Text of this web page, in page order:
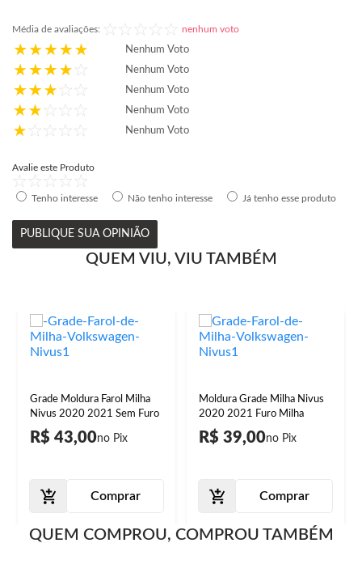
Média de avaliações: nenhum voto
Nenhum Voto
Nenhum Voto
Nenhum Voto
Nenhum Voto
Nenhum Voto
Avalie este Produto
Tenho interesse Não tenho interesse Já tenho esse produto
PUBLIQUE SUA OPINIÃO
QUEM VIU, VIU TAMBÉM
Grade Moldura Farol Milha
Nivus 2020 2021 Sem Furo
R$ 43,00
Comprar
Moldura Grade Milha Nivus
2020 2021 Furo Milha
R$ 39,00
Comprar
QUEM COMPROU, COMPROU TAMBÉM